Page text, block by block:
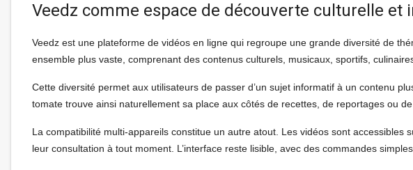
Veedz comme espace de découverte culturelle et
Veedz est une plateforme de vidéos en ligne qui regroupe une grande diversité de
ensemble plus vaste, comprenant des contenus culturels, musicaux, sportifs,
Cette diversité permet aux utilisateurs de passer d’un sujet informatif à un contenu
tomate trouve ainsi naturellement sa place aux côtés de recettes, de reportages ou
La compatibilité multi-appareils constitue un autre atout. Les vidéos sont accessibles
leur consultation à tout moment. L’interface reste lisible, avec des commandes